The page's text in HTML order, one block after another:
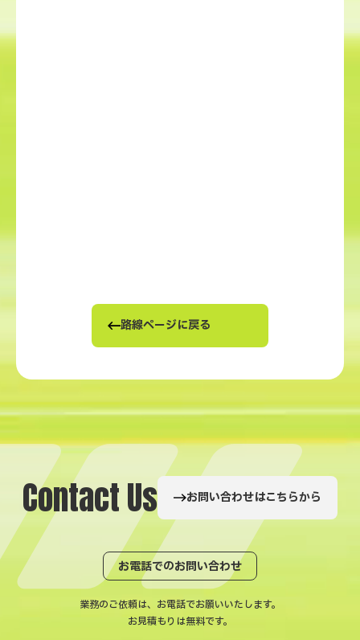
路線ページに戻る
ContactUs お問い合わせはこちらから
お電話でのお問い合わせ
業務のご依頼は、お電話でお願いいたします。
お見積もりは無料です。